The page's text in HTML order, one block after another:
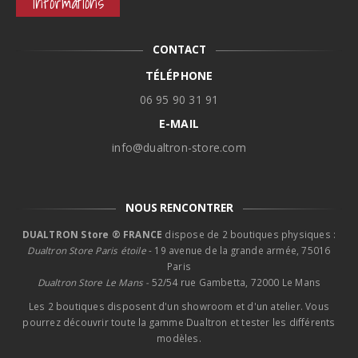
CONTACT
TÉLÉPHONE
06 95 90 31 91
E-MAIL
info@dualtron-store.com
NOUS RENCONTRER
DUALTRON Store ® FRANCE dispose de 2 boutiques physiques :
Dualtron Store Paris étoile- 19 avenue de la grande armée, 75016
Paris
Dualtron Store Le Mans - 52/54 rue Gambetta, 72000 Le Mans
Les 2 boutiques disposent d'un showroom et d'un atelier. Vous
pourrez découvrir toute la gamme Dualtron et tester les différents
modèles.